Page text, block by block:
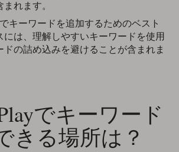
れます。
キーワードを追加するためのベスト
には、理解しやすいキーワードを使用
ドの詰め込みを避けることが含まれま
でキーワード
きる場所は？